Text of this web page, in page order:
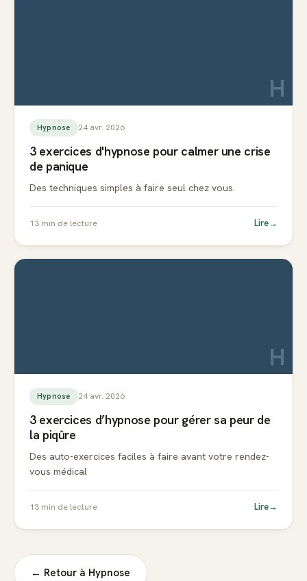
H
Hypnose 24 avr. 2026
3 exercices d'hypnose pour calmer une crise
de panique
Des techniques simples à faire seul chez vous.
13 min de lecture Lire→
H
Hypnose 24 avr. 2026
3 exercices d’hypnose pour gérer sa peur de
la piqûre
Des auto-exercices faciles à faire avant votre rendez-
vous médical
13 min de lecture Lire→
← Retour à Hypnose